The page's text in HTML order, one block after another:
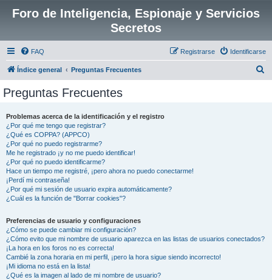
Foro de Inteligencia, Espionaje y Servicios
Secretos
FAQ Identificarse
Registrarse
Índice general Preguntas Frecuentes
Preguntas Frecuentes
Problemas acerca de la identificación y el registro
¿Por qué me tengo que registrar?
¿Qué es COPPA? (APPCO)
¿Por qué no puedo registrarme?
Me he registrado ¡y no me puedo identificar!
¿Por qué no puedo identificarme?
Hace un tiempo me registré, ¡pero ahora no puedo conectarme!
¡Perdí mi contraseña!
¿Por qué mi sesión de usuario expira automáticamente?
¿Cuál es la función de "Borrar cookies"?
Preferencias de usuario y configuraciones
¿Cómo se puede cambiar mi configuración?
¿Cómo evito que mi nombre de usuario aparezca en las listas de usuarios conectados?
¡La hora en los foros no es correcta!
Cambié la zona horaria en mi perfil, ¡pero la hora sigue siendo incorrecto!
¡Mi idioma no está en la lista!
¿Qué es la imagen al lado de mi nombre de usuario?